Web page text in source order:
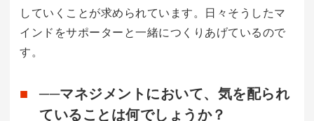
していくことが求められています。日々そうしたマ
インドをサポーターと一緒につくりあげているので
す。
──マネジメントにおいて、気を配られ
ていることは何でしょうか？